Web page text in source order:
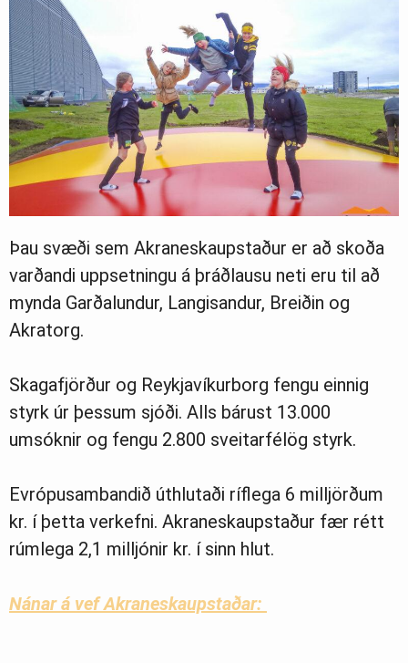
Þau svæði sem Akraneskaupstaður er að skoða
varðandi uppsetningu á þráðlausu neti eru til að
mynda Garðalundur, Langisandur, Breiðin og
Akratorg.
Skagafjörður og Reykjavíkurborg fengu einnig
styrk úr þessum sjóði. Alls bárust 13.000
umsóknir og fengu 2.800 sveitarfélög styrk.
Evrópusambandið úthlutaði ríflega 6 milljörðum
kr. í þetta verkefni. Akraneskaupstaður fær rétt
rúmlega 2,1 milljónir kr. í sinn hlut.
Nánar á vef Akraneskaupstaðar: